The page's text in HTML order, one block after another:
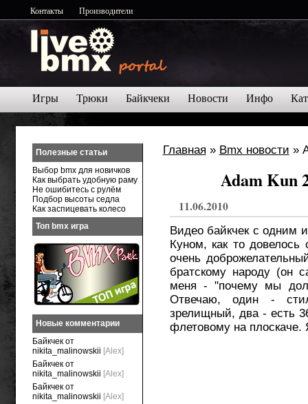
Контакты Производители
Игры Трюки Байкчеки Новости Инфо
Главная » Bmx новости »
Adam Kun
11.06.2010
Видео байкчек с
Куном, как то
очень
братскому народу (он
меня - "почему мы
Отвечаю, один -
зрелищный, два - есть
флетовому на плоскаче.
Полезные статьи
Выбор bmx для новичков
Как выбрать удобную раму
Не ошибитесь с рулём
Подбор высоты седла
Как заспицевать колесо
Топ bmx игра
Новые комментарии
Байкчек от
nikita_malinowskii [Alex]
Байкчек от
nikita_malinowskii [Alex]
Байкчек от
nikita_malinowskii [Alex]